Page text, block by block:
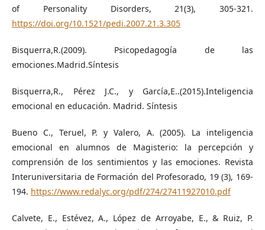
of Personality Disorders, 21(3), 305-321.
https://doi.org/10.1521/pedi.2007.21.3.305
Bisquerra,R.(2009). Psicopedagogía de las
emociones.Madrid.Síntesis
Bisquerra,R., Pérez J.C., y García,E..(2015).Inteligencia
emocional en educación. Madrid. Síntesis
Bueno C., Teruel, P. y Valero, A. (2005). La inteligencia
emocional en alumnos de Magisterio: la percepción y
comprensión de los sentimientos y las emociones. Revista
Interuniversitaria de Formación del Profesorado, 19 (3), 169-
194. https://www.redalyc.org/pdf/274/27411927010.pdf
Calvete, E., Estévez, A., López de Arroyabe, E., & Ruiz, P.